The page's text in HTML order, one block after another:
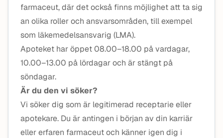
farmaceut, där det också finns möjlighet att ta sig
an olika roller och ansvarsområden, till exempel
som läkemedelsansvarig (LMA).
Apoteket har öppet 08.00–18.00 på vardagar,
10.00–13.00 på lördagar och är stängt på
söndagar.
Är du den vi söker?
Vi söker dig som är legitimerad receptarie eller
apotekare. Du är antingen i början av din karriär
eller erfaren farmaceut och känner igen dig i